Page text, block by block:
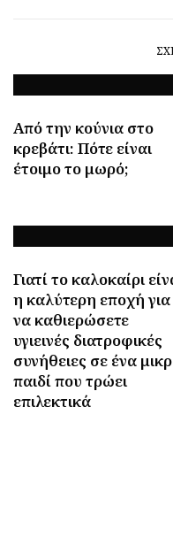
Από την κούνια στο
κρεβάτι: Πότε είναι
έτοιμο το μωρό;
Γιατί το καλοκαίρι
η καλύτερη εποχή για
να καθιερώσετε
υγιεινές διατροφικές
συνήθειες σε ένα
παιδί που τρώει
επιλεκτικά